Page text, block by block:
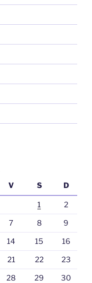
V S D
1 2
7 8 9
14 15 16
21 22 23
28 29 30